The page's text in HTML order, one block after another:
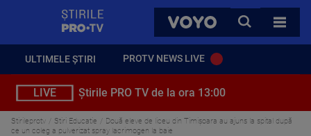
VOYO
CAUTA
TOATE
ULTIMELE ȘTIRI PROTV NEWS LIVE
LIVE Știrile PRO TV de la ora 13:00
Stirileprotv Stiri Educatie
Două eleve de liceu din Timișoara au ajuns la spital după
ce un coleg a pulverizat spray lacrimogen la baie